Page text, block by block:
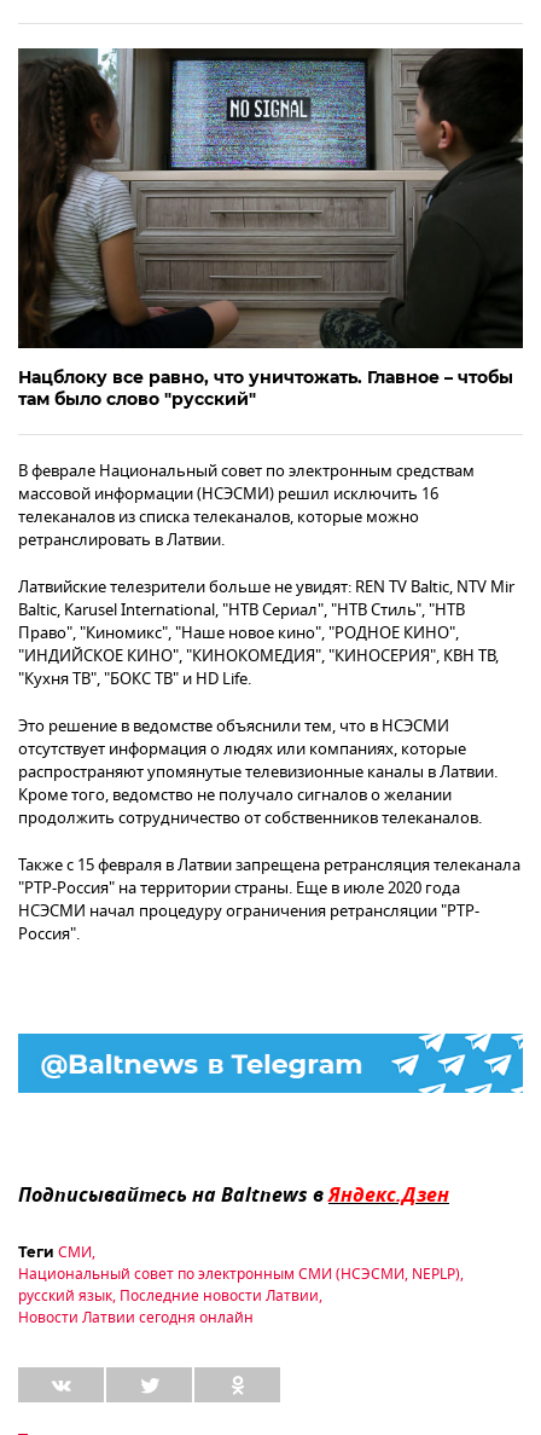
Нацблоку все равно, что уничтожать. Главное – чтобы
там было слово "русский"
В феврале Национальный совет по электронным средствам
массовой информации (НСЭСМИ) решил исключить 16
телеканалов из списка телеканалов, которые можно
ретранслировать в Латвии.
Латвийские телезрители больше не увидят: REN TV Baltic, NTV Mir
Baltic, Karusel International, "НТВ Сериал", "НТВ Стиль", "НТВ
Право", "Киномикс", "Наше новое кино", "РОДНОЕ КИНО",
"ИНДИЙСКОЕ КИНО", "КИНОКОМЕДИЯ", "КИНОСЕРИЯ", КВН ТВ,
"Кухня ТВ", "БОКС ТВ" и HD Life.
Это решение в ведомстве объяснили тем, что в НСЭСМИ
отсутствует информация о людях или компаниях, которые
распространяют упомянутые телевизионные каналы в Латвии.
Кроме того, ведомство не получало сигналов о желании
продолжить сотрудничество от собственников телеканалов.
Также с 15 февраля в Латвии запрещена ретрансляция телеканала
"РТР-Россия" на территории страны. Еще в июле 2020 года
НСЭСМИ начал процедуру ограничения ретрансляции "РТР-
Россия".
Подписывайтесь на Baltnews вЯндекс.Дзен
Теги СМИ,
Национальный совет по электронным СМИ (НСЭСМИ, NEPLP),
русский язык, Последние новости Латвии,
Новости Латвии сегодня онлайн